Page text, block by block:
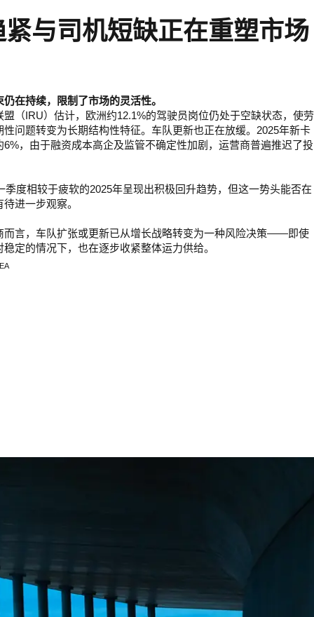
与司机短缺正在重塑市场
在持续，限制了市场的灵活性。
盟（IRU）估计，欧洲约12.1%的驾驶员岗位仍处于空缺状态，使劳
性问题转变为长期结构性特征。车队更新也正在放缓。2025年新卡
6%，由于融资成本高企及监管不确定性加剧，运营商普遍推迟了投
季度相较于疲软的2025年呈现出积极回升趋势，但这一势头能否在
进一步观察。
而言，车队扩张或更新已从增长战略转变为一种风险决策——即使
定的情况下，也在逐步收紧整体运力供给。